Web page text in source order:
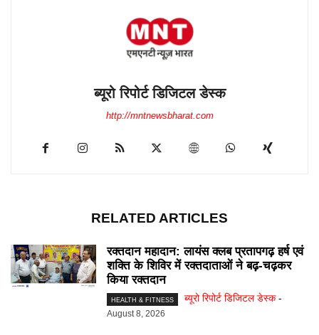
ब्यूरो रिपोर्ट डिजिटल डेस्क
http://mntnewsbharat.com
RELATED ARTICLES
रक्तदान महादान: लायंस क्लब प्रतापगढ़ हर्ष एवं
शक्ति के शिविर में रक्तदाताओं ने बढ़-चढ़कर
किया रक्तदान
HEALTH & FITNESS ब्यूरो रिपोर्ट डिजिटल डेस्क -
August 8, 2026